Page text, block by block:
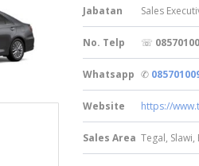
Jabatan Sales
No. Telp ☏
Whatsapp ✆
Website https://
Sales Area Tegal,